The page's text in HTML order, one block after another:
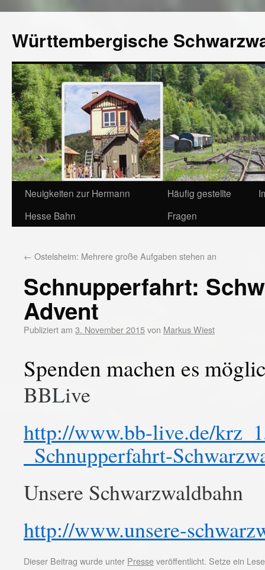
Württembergische
Neuigkeiten zur Hermann
Hesse Bahn
Häufig gestellte
Fragen
← Ostelsheim: Mehrere große Aufgaben stehen an
Schnupperfahrt:
Advent
Publiziert am 3. November 2015von Markus Wiest
Spenden machen es
BBLive
http://www.bb-live.de/
_Schnupperfahrt-
Unsere Schwarzwaldbahn
http://www.unsere-
Dieser Beitrag wurde unter Presseveröffentlicht. Setze ein